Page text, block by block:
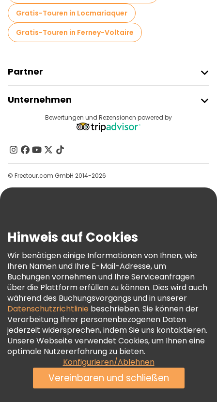
Gratis-Touren in Locmariaquer
Gratis-Touren in Ferney-Voltaire
Partner
Anbieter-Anmeldung
Affiliate-Programm
Unternehmen
Reiseziele
Kontakt
Gruppen
Hilfe
AGB Und Rechtliches
Cookie-Richtlinie
Freetour Auszeichnungen
Treueprogramm
Bewertungen und Rezensionen powered by
© Freetour.com GmbH 2014-2026
Hinweis auf Cookies
Wir benötigen einige Informationen von Ihnen, wie
Ihren Namen und Ihre E-Mail-Adresse, um
Buchungen vornehmen und Ihre Serviceanfragen
über die Plattform erfüllen zu können. Dies wird auch
während des Buchungsvorgangs und in unserer
Datenschutzrichtlinie beschrieben. Sie können der
Verarbeitung Ihrer personenbezogenen Daten
jederzeit widersprechen, indem Sie uns kontaktieren.
Unsere Webseite verwendet Cookies, um Ihnen eine
optimale Nutzererfahrung zu bieten.
Konfigurieren/Ablehnen
Vereinbaren und schließen